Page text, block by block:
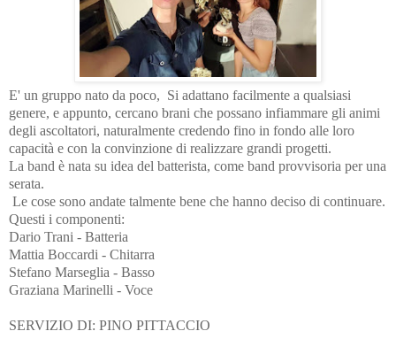
E' un gruppo nato da poco, Si adattano facilmente a qualsiasi
genere, e appunto, cercano brani che possano infiammare gli animi
degli ascoltatori, naturalmente credendo fino in fondo alle loro
capacità e con la convinzione di realizzare grandi progetti.
La band è nata su idea del batterista, come band provvisoria per una
serata.
Le cose sono andate talmente bene che hanno deciso di continuare.
Questi i componenti:
Dario Trani - Batteria
Mattia Boccardi - Chitarra
Stefano Marseglia - Basso
Graziana Marinelli - Voce
SERVIZIO DI: PINO PITTACCIO